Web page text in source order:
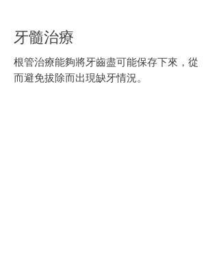
牙髓治療
根管治療能夠將牙齒盡可能保存下來，從
而避免拔除而出現缺牙情況。